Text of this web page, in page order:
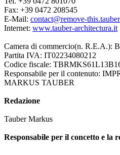
Fax: +39 0472 208545
E-Mail: contact@remove-this.
Internet: www.tauber-architectura.it
Camera di commercio(n. R.E.A.):
Partita IVA: IT02234080212
Codice fiscale:
Responsabile per il contenuto:
MARKUS TAUBER
Redazione
Tauber Markus
Responsabile per il concetto e la